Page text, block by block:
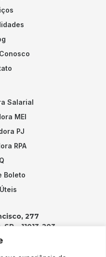
Salarial
MEI
PJ
RPA
Boleto
277
– 11013-203